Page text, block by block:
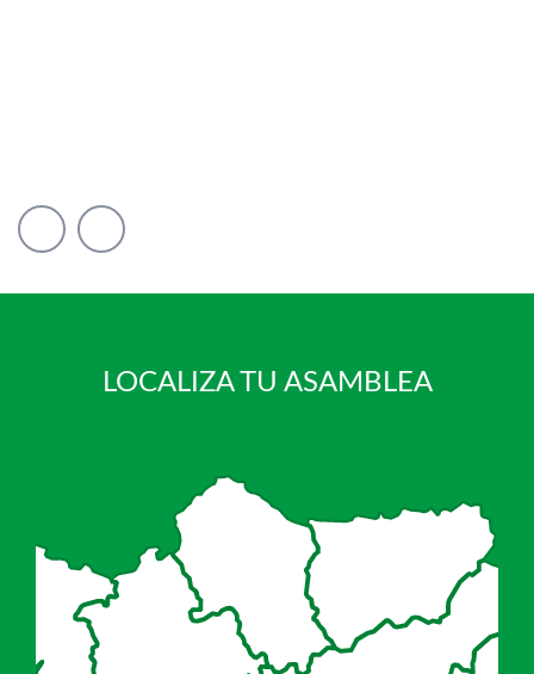
LOCALIZA TU ASAMBLEA